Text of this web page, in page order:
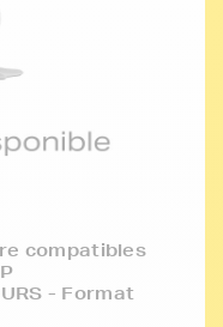
compatibles
- Format